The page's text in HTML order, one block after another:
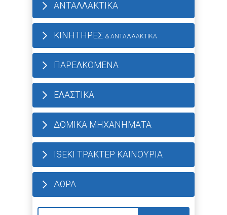
ΑΝΤΑΛΛΑΚΤΙΚΑ
ΚΙΝΗΤΗΡΕΣ & ΑΝΤΑΛΛΑΚΤΙΚΑ
ΠΑΡΕΛΚΟΜΕΝΑ
ΕΛΑΣΤΙΚΑ
ΔΟΜΙΚΑ ΜΗΧΑΝΗΜΑΤΑ
ISEKI ΤΡΑΚΤΕΡ ΚΑΙΝΟΥΡΙΑ
ΔΩΡΑ